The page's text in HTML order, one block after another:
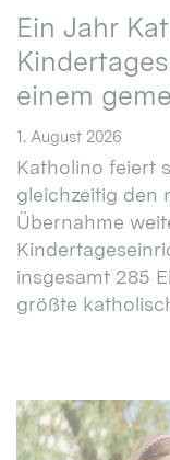
Ein Jahr
einem
1. August 2026
Katholino feiert
gleichzeitig den
Übernahme
insgesamt 285
größte